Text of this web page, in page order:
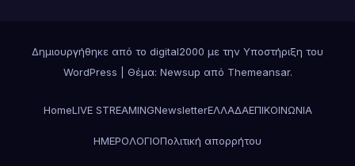
Δημιουργήθηκε από το digital2000 με την Υποστήριξη του
WordPress
Θέμα: Newsup από Themeansar.
HomeLIVE STREAMINGNewsletterΕΛΛΑΔΑΕΠΙΚΟΙΝΩΝΙΑ
ΗΜΕΡΟΛΟΓΙΟΠολιτική απορρήτου